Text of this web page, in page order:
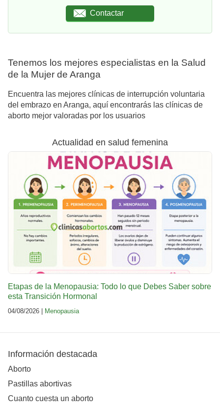
Contactar
Tenemos los mejores especialistas en la Salud
de la Mujer de Aranga
Encuentra las mejores clínicas de interrupción voluntaria
del embrazo en Aranga, aquí encontrarás las clínicas de
aborto mejor valoradas por los usuarios
Actualidad en salud femenina
Etapas de la Menopausia: Todo lo que Debes Saber sobre
esta Transición Hormonal
04/08/2026 | Menopausia
Información destacada
Aborto
Pastillas abortivas
Cuanto cuesta un aborto